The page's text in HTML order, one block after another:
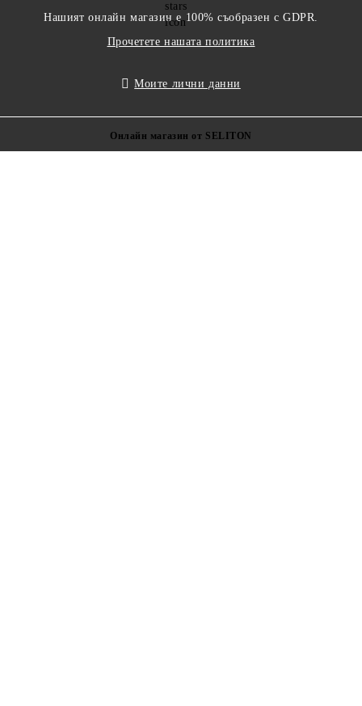
Нашият онлайн магазин е 100% съобразен с GDPR.
Прочетете нашата политика
Моите лични данни
Онлайн магазин от SELITON